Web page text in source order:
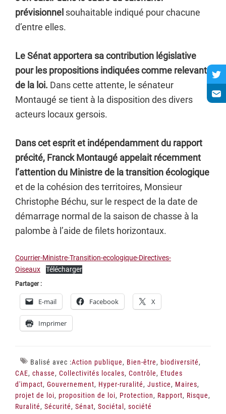
prévisionnel souhaitable indiqué pour chacune
d’entre elles.
Le Sénat apportera sa contribution législative
pour les propositions indiquées comme relevant
de la loi. Dans cette attente, le sénateur
Montaugé se tient à la disposition des divers
acteurs locaux gersois.
Dans cet esprit et indépendamment du rapport
précité, Franck Montaugé appelait récemment
l’attention du Ministre de la transition écologique
et de la cohésion des territoires, Monsieur
Christophe Béchu, sur le respect de la date de
démarrage normal de la saison de chasse à la
palombe à l’aide de filets horizontaux.
Courrier-Ministre-Transition-ecologique-Directives-
Oiseaux
Télécharger
Partager :
E-mail Facebook X
Imprimer
Balisé avec :Action publique, Bien-être, biodiversité,
CAE, chasse, Collectivités locales, Contrôle, Etudes
d'impact, Gouvernement, Hyper-ruralité, Justice, Maires,
projet de loi, proposition de loi, Protection, Rapport, Risque,
Ruralité, Sécurité, Sénat, Sociétal , société